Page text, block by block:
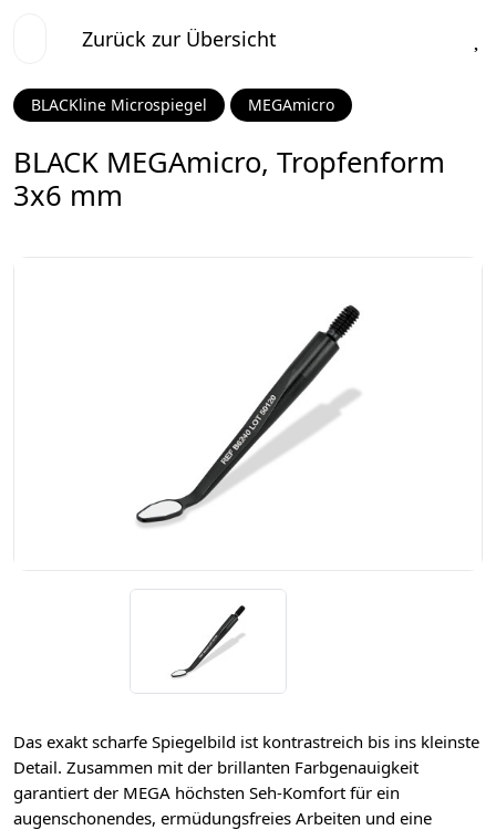
Zurück zur Übersicht
BLACKline Microspiegel MEGAmicro
BLACK MEGAmicro, Tropfenform
3x6 mm
Das exakt scharfe Spiegelbild ist kontrastreich bis ins kleinste
Detail. Zusammen mit der brillanten Farbgenauigkeit
garantiert der MEGA höchsten Seh-Komfort für ein
augenschonendes, ermüdungsfreies Arbeiten und eine